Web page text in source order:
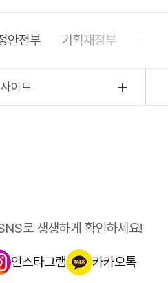
안전부 기획재정부
이트
로 생생하게 확인하세요!
인스타그램 카카오톡